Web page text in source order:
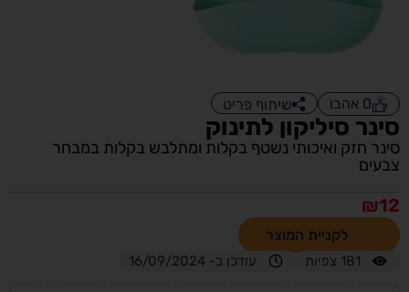
0 אהבו שיתוף פריט
סינר סיליקון לתינוק
סינר חזק ואיכותי נשטף בקלות ומתלבש בקלות במבחר
צבעים
₪12
לקניית המוצר
181 צפיות עודכן ב- 16/09/2024